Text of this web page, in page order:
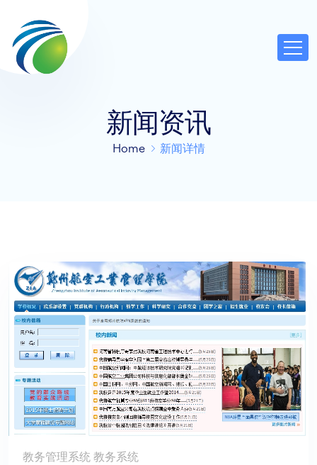
新闻资讯
Home 新闻详情
教务管理系统 教务系统